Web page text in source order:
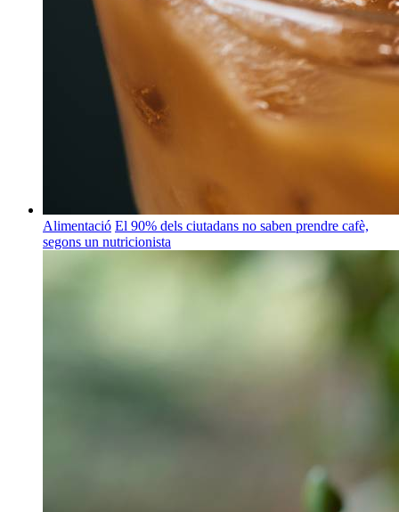
Alimentació El 90% dels ciutadans no saben prendre cafè,
segons un nutricionista